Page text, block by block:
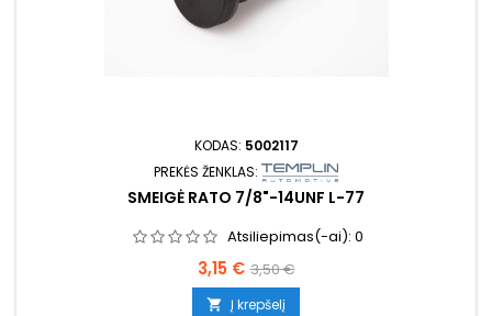
KODAS: 5002117
PREKĖS ŽENKLAS:
SMEIGĖ RATO 7/8"-14UNF L-77
Atsiliepimas(-ai): 0
Kaina
3,15 € Bazinė
kaina
3,50 €
 Į krepšelį